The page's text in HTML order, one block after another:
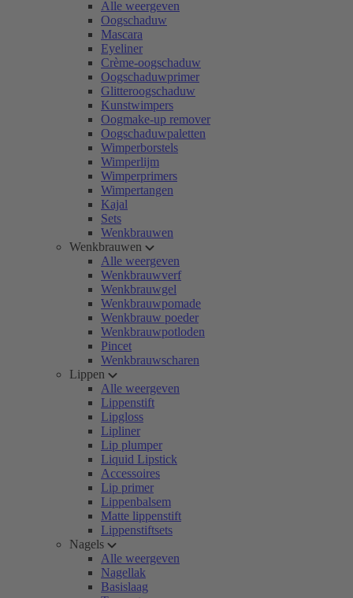
Alle weergeven
Oogschaduw
Mascara
Eyeliner
Crème-oogschaduw
Oogschaduwprimer
Glitteroogschaduw
Kunstwimpers
Oogmake-up remover
Oogschaduwpaletten
Wimperborstels
Wimperlijm
Wimperprimers
Wimpertangen
Kajal
Sets
Wenkbrauwen
Wenkbrauwen
Alle weergeven
Wenkbrauwverf
Wenkbrauwgel
Wenkbrauwpomade
Wenkbrauw poeder
Wenkbrauwpotloden
Pincet
Wenkbrauwscharen
Lippen
Alle weergeven
Lippenstift
Lipgloss
Lipliner
Lip plumper
Liquid Lipstick
Accessoires
Lip primer
Lippenbalsem
Matte lippenstift
Lippenstiftsets
Nagels
Alle weergeven
Nagellak
Basislaag